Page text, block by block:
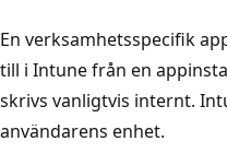
En verksamhetsspecifik
till i Intune från en
skrivs vanligtvis internt.
användarens enhet.